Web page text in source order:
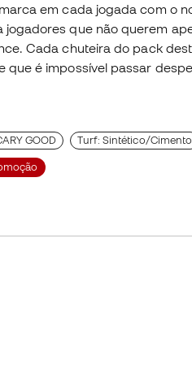
em cada jogada com o
que não querem
Cada chuteira do pack
que é impossível passar
GOOD Turf: Sintético/Cimento